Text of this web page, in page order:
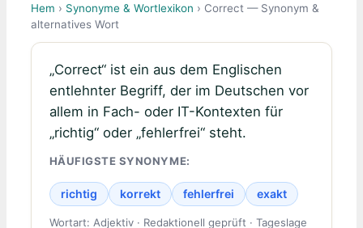
Hem › Synonyme & Wortlexikon › Correct — Synonym &
alternatives Wort
„Correct“ ist ein aus dem Englischen
entlehnter Begriff, der im Deutschen vor
allem in Fach- oder IT-Kontexten für
„richtig“ oder „fehlerfrei“ steht.
HÄUFIGSTE SYNONYME:
richtig korrekt fehlerfrei exakt
Wortart: Adjektiv · Redaktionell geprüft · Tageslage